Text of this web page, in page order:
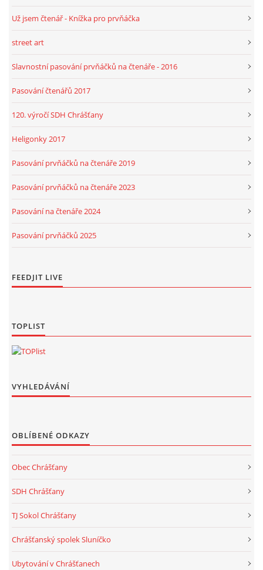
© 2026 eStránky.cz Aktualizováno: 1. 8. 2026
Už jsem čtenář - Knížka pro prvňáčka
street art
Slavnostní pasování prvňáčků na čtenáře - 2016
Pasování čtenářů 2017
120. výročí SDH Chrášťany
Heligonky 2017
Pasování prvňáčků na čtenáře 2019
Pasování prvňáčků na čtenáře 2023
Pasování na čtenáře 2024
Pasování prvňáčků 2025
FEEDJIT LIVE
TOPLIST
VYHLEDÁVÁNÍ
OBLÍBENÉ ODKAZY
Obec Chrášťany
SDH Chrášťany
TJ Sokol Chrášťany
Chrášťanský spolek Sluníčko
Ubytování v Chrášťanech